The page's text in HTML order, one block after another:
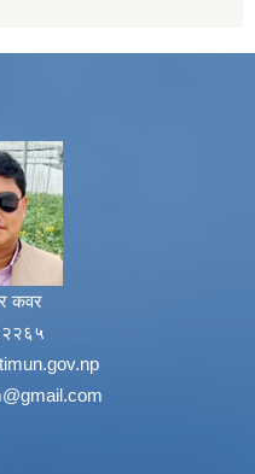
कवर